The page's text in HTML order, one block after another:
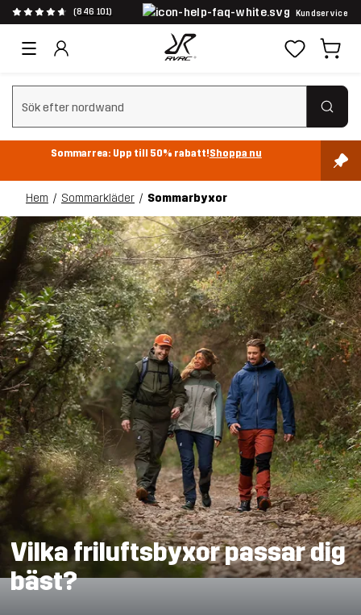
(846 101) Kundservice
Rensa sök
Sommarrea: Upp till 50% rabatt!Shoppa nu
Hem Sommarkläder Sommarbyxor
Vilka friluftsbyxor passar dig
bäst?